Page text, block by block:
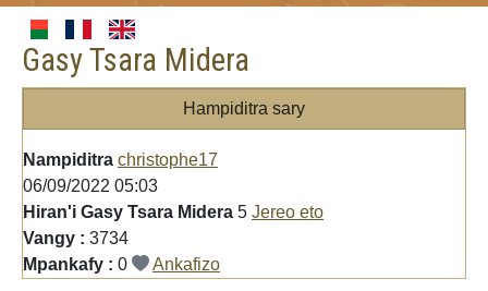
Gasy Tsara Midera
Hampiditra sary
Nampiditra christophe17
06/09/2022 05:03
Hiran'i Gasy Tsara Midera 5 Jereo eto
Vangy : 3734
Mpankafy : 0 Ankafizo